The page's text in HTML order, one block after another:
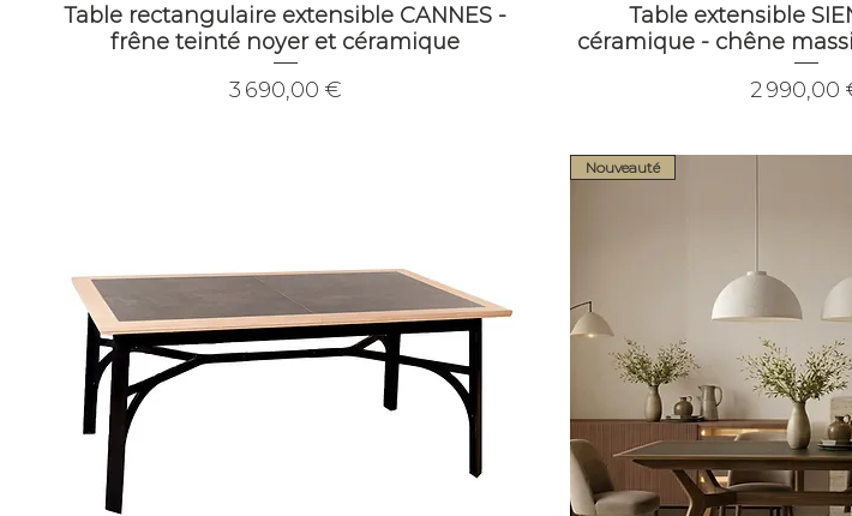
Table rectangulaire extensible CANNES -
frêne teinté noyer et céramique
Prix
3 690,00 €
Table extensible
céramique - chêne
Prix
2 990,00
Nouveauté